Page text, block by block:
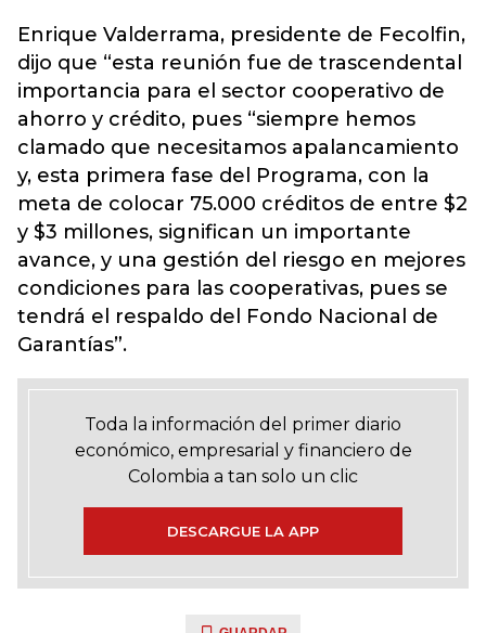
Enrique Valderrama, presidente de Fecolfin,
dijo que “esta reunión fue de trascendental
importancia para el sector cooperativo de
ahorro y crédito, pues “siempre hemos
clamado que necesitamos apalancamiento
y, esta primera fase del Programa, con la
meta de colocar 75.000 créditos de entre $2
y $3 millones, significan un importante
avance, y una gestión del riesgo en mejores
condiciones para las cooperativas, pues se
tendrá el respaldo del Fondo Nacional de
Garantías”.
Toda la información del primer diario
económico, empresarial y financiero de
Colombia a tan solo un clic
DESCARGUE LA APP